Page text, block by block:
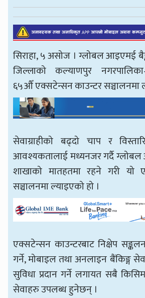
सिराहा, ५ असोज । ग्लोबल आइएमई
जिल्लाको कल्याणपुर
६५औँ एक्सटेन्सन काउन्टर सञ्चालनमा
सेवाग्राहीको बढ्दो चाप र
आवश्यकतालाई मध्यनजर गर्दै ग्लोबल
शाखाको मातहतमा रहने गरी यो
सञ्चालनमा ल्याइएको हो ।
एक्सटेन्सन काउन्टरबाट निक्षेप
गर्ने, मोबाइल तथा अनलाइन बैंकिङ्ग
सुविधा प्रदान गर्ने लगायत सबै
सेवाहरु उपलब्ध हुनेछन् ।